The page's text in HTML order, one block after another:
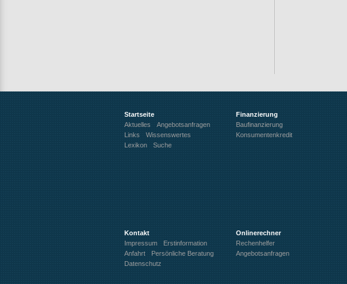
Startseite
Aktuelles
Angebotsanfragen
Links
Wissenswertes
Lexikon
Suche
Finanzierung
Baufinanzierung
Konsumentenkredit
Kontakt
Impressum
Erstinformation
Anfahrt
Persönliche Beratung
Datenschutz
Onlinerechner
Rechenhelfer
Angebotsanfragen